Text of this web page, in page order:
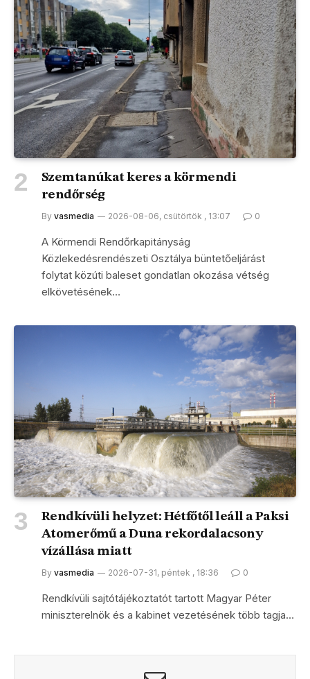
Szemtanúkat keres a körmendi
rendőrség
By vasmedia 2026-08-06, csütörtök , 13:07 0
A Körmendi Rendőrkapitányság
Közlekedésrendészeti Osztálya büntetőeljárást
folytat közúti baleset gondatlan okozása vétség
elkövetésének…
Rendkívüli helyzet: Hétfőtől leáll a Paksi
Atomerőmű a Duna rekordalacsony
vízállása miatt
By vasmedia 2026-07-31, péntek , 18:36 0
Rendkívüli sajtótájékoztatót tartott Magyar Péter
miniszterelnök és a kabinet vezetésének több tagja…